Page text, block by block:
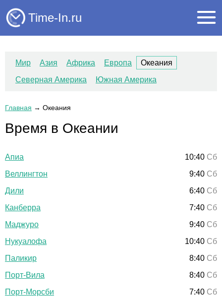
Time-In.ru
Мир Азия Африка Европа
Океания
Северная Америка
Южная Америка
Главная → Океания
Время в Океании
Апиа 10:40 Сб
Веллингтон
9:40 Сб
Дили
6:40 Сб
Канберра
7:40 Сб
Маджуро
9:40 Сб
Нукуалофа
10:40 Сб
Паликир
8:40 Сб
Порт-Вила
8:40 Сб
Порт-Морсби
7:40 Сб